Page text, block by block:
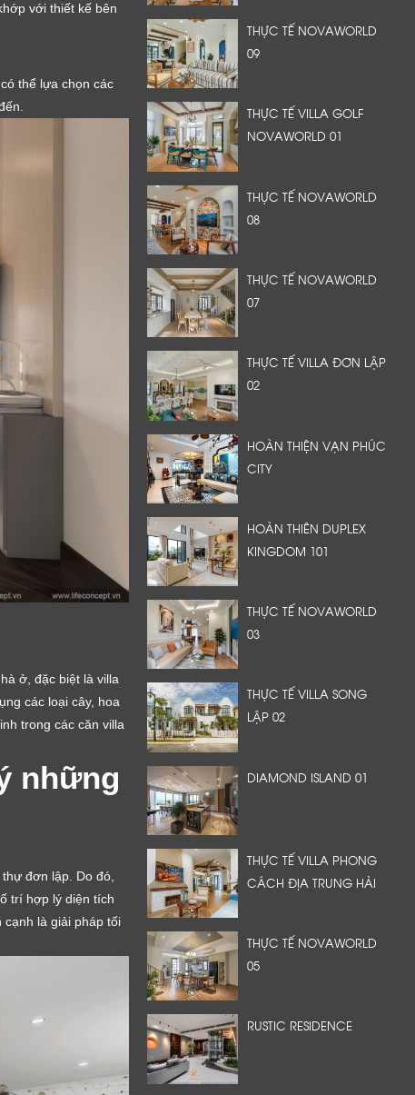
với thiết kế bên
thể lựa chọn các
ở, đặc biệt là villa
các loại cây, hoa
trong các căn villa
những
đơn lập. Do đó,
trí hợp lý diện tích
là giải pháp tối
THỰC TẾ NOVAWORLD
09
THỰC TẾ VILLA GOLF
NOVAWORLD 01
THỰC TẾ NOVAWORLD
08
THỰC TẾ NOVAWORLD
07
THỰC TẾ VILLA ĐƠN LẬP
02
HOÀN THIỆN VẠN PHÚC
CITY
HOÀN THIÊN DUPLEX
KINGDOM 101
THỰC TẾ NOVAWORLD
03
THỰC TẾ VILLA SONG
LẬP 02
DIAMOND ISLAND 01
THỰC TẾ VILLA PHONG
CÁCH ĐỊA TRUNG HẢI
THỰC TẾ NOVAWORLD
05
RUSTIC RESIDENCE